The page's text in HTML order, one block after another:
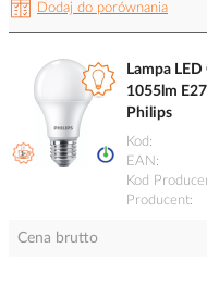
Dodaj do porównania
Lampa
1055lm
Philips
Kod
EAN
Kod
Producent
Cena brutto